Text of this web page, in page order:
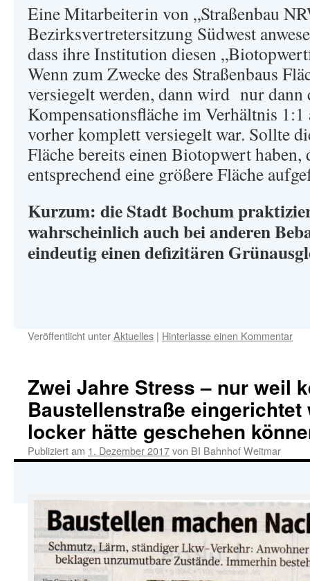
Eine Mitarbeiterin von „Straßenbau
Bezirksvertretersitzung Südwest
dass ihre Institution diesen
Wenn zum Zwecke des Straßenbaus
versiegelt werden, dann wird nur dann
Kompensationsfläche im Verhältnis
vorher komplett versiegelt war. Sollte
Fläche bereits einen Biotopwert haben,
entsprechend eine größere Fläche
Kurzum: die Stadt Bochum
wahrscheinlich auch bei anderen
eindeutigeinen defizitären
Veröffentlicht unterAktuelles | Hinterlasse einen Kommentar
Zwei Jahre Stress – nur weil
Baustellenstraße eingerichtet
locker hätte geschehen
Publiziert am 1. Dezember 2017von BI Bahnhof Weitmar